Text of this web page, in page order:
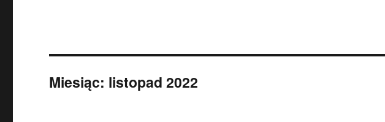
Miesiąc: listopad 2022